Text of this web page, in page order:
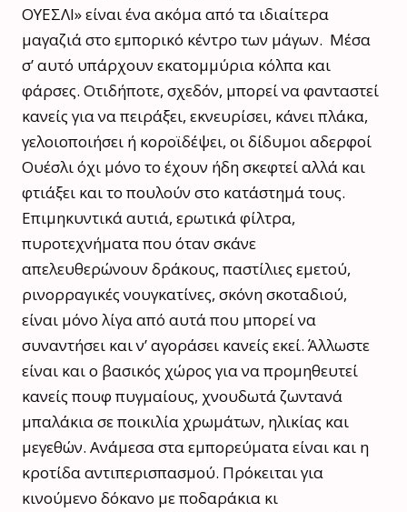
ΟΥΕΣΛΙ» είναι ένα ακόμα από τα ιδιαίτερα
μαγαζιά στο εμπορικό κέντρο των μάγων. Μέσα
σ’ αυτό υπάρχουν εκατομμύρια κόλπα και
φάρσες. Οτιδήποτε, σχεδόν, μπορεί να φανταστεί
κανείς για να πειράξει, εκνευρίσει, κάνει πλάκα,
γελοιοποιήσει ή κοροϊδέψει, οι δίδυμοι αδερφοί
Ουέσλι όχι μόνο το έχουν ήδη σκεφτεί αλλά και
φτιάξει και το πουλούν στο κατάστημά τους.
Επιμηκυντικά αυτιά, ερωτικά φίλτρα,
πυροτεχνήματα που όταν σκάνε
απελευθερώνουν δράκους, παστίλιες εμετού,
ρινορραγικές νουγκατίνες, σκόνη σκοταδιού,
είναι μόνο λίγα από αυτά που μπορεί να
συναντήσει και ν’ αγοράσει κανείς εκεί. Άλλωστε
είναι και ο βασικός χώρος για να προμηθευτεί
κανείς πουφ πυγμαίους, χνουδωτά ζωντανά
μπαλάκια σε ποικιλία χρωμάτων, ηλικίας και
μεγεθών. Ανάμεσα στα εμπορεύματα είναι και η
κροτίδα αντιπερισπασμού. Πρόκειται για
κινούμενο δόκανο με ποδαράκια κι